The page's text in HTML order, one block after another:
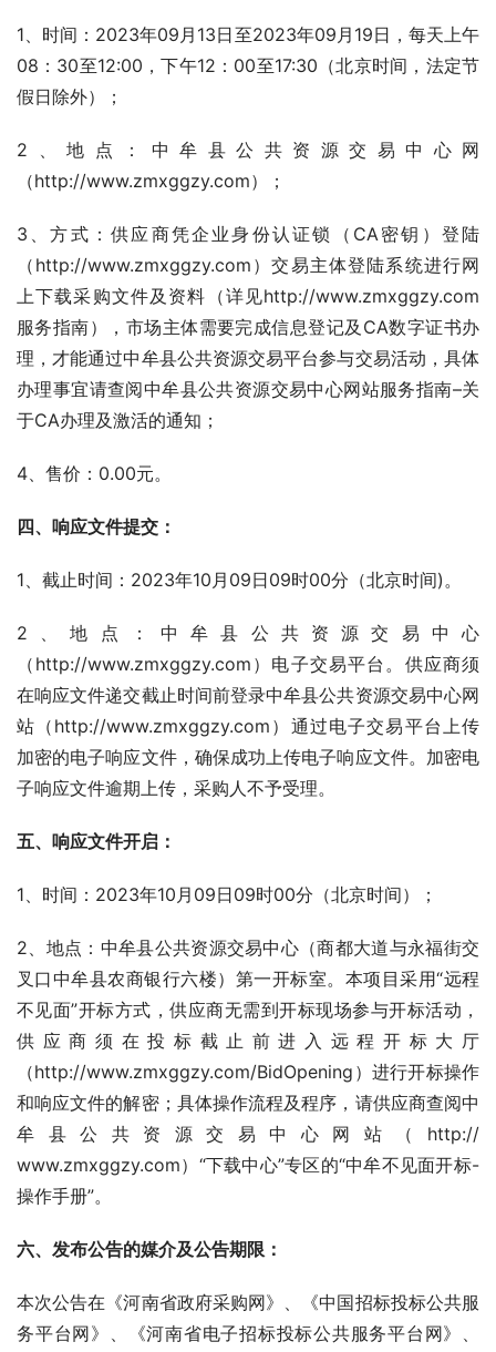
1、时间：2023年09月13日至2023年09月19日，每天上午
08：30至12:00，下午12：00至17:30（北京时间，法定节
假日除外）；
2、地点：中牟县公共资源交易中心网
（http://www.zmxggzy.com）；
3、方式：供应商凭企业身份认证锁（CA密钥）登陆
（http://www.zmxggzy.com）交易主体登陆系统进行网
上下载采购文件及资料（详见http://www.zmxggzy.com
服务指南），市场主体需要完成信息登记及CA数字证书办
理，才能通过中牟县公共资源交易平台参与交易活动，具体
办理事宜请查阅中牟县公共资源交易中心网站服务指南–关
于CA办理及激活的通知；
4、售价：0.00元。
四、响应文件提交：
1、截止时间：2023年10月09日09时00分（北京时间)。
2、地点：中牟县公共资源交易中心
（http://www.zmxggzy.com）电子交易平台。供应商须
在响应文件递交截止时间前登录中牟县公共资源交易中心网
站（http://www.zmxggzy.com）通过电子交易平台上传
加密的电子响应文件，确保成功上传电子响应文件。加密电
子响应文件逾期上传，采购人不予受理。
五、响应文件开启：
1、时间：2023年10月09日09时00分（北京时间）；
2、地点：中牟县公共资源交易中心（商都大道与永福街交
叉口中牟县农商银行六楼）第一开标室。本项目采用“远程
不见面”开标方式，供应商无需到开标现场参与开标活动，
供应商须在投标截止前进入远程开标大厅
（http://www.zmxggzy.com/BidOpening）进行开标操作
和响应文件的解密；具体操作流程及程序，请供应商查阅中
牟县公共资源交易中心网站（http://
www.zmxggzy.com）“下载中心”专区的“中牟不见面开标-
操作手册”。
六、发布公告的媒介及公告期限：
本次公告在《河南省政府采购网》、《中国招标投标公共服
务平台网》、《河南省电子招标投标公共服务平台网》、